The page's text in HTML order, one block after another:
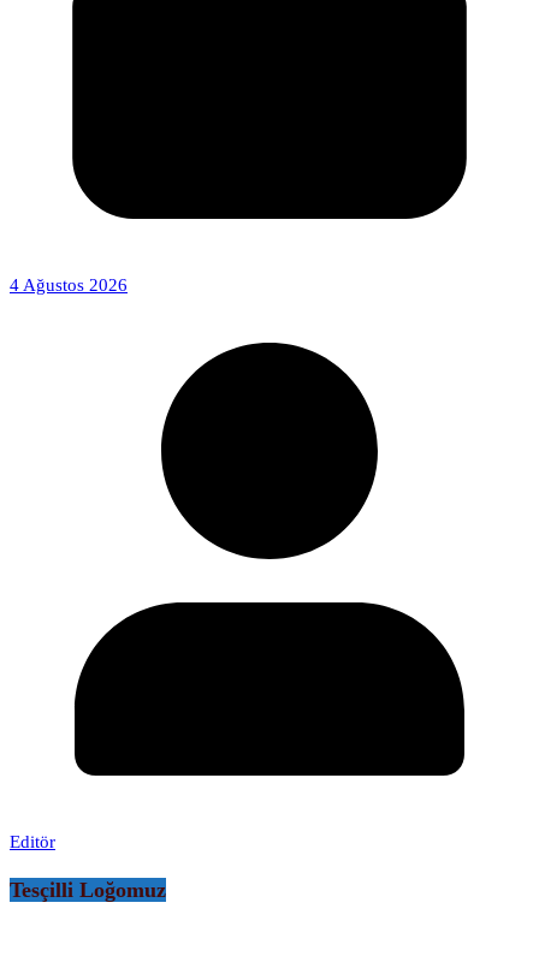
4 Ağustos 2026
Editör
Tesçilli Loğomuz